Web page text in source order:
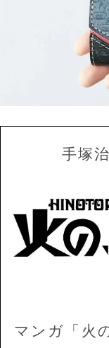
手塚
マンガ「火